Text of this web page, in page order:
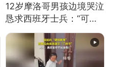
12岁摩洛哥男孩边境哭泣
恳求西班牙士兵：“可不
可以不要把我遣返回国”